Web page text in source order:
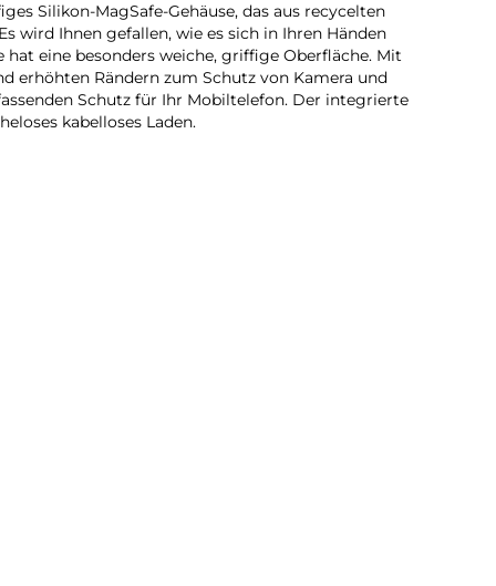
Silikon-MagSafe-Gehäuse, das aus recycelten
wird Ihnen gefallen, wie es sich in Ihren Händen
hat eine besonders weiche, griffige Oberfläche. Mit
erhöhten Rändern zum Schutz von Kamera und
Schutz für Ihr Mobiltelefon. Der integrierte
kabelloses Laden.